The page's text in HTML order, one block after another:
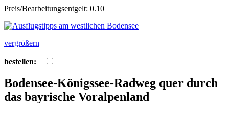
Preis/Bearbeitungsentgelt: 0.10
vergrößern
bestellen:
Bodensee-Königssee-Radweg quer durch
das bayrische Voralpenland